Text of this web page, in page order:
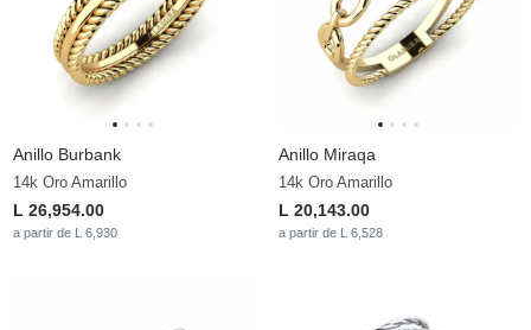
Anillo Burbank
14k Oro Amarillo
L 26,954.00
a partir de L 6,930
Anillo Miraqa
14k Oro Amarillo
L 20,143.00
a partir de L 6,528